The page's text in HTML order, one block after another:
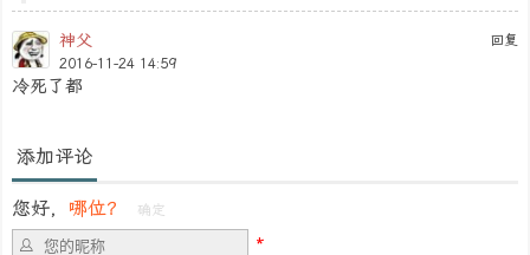
回复
神父
2016-11-24 14:59
冷死了都
添加评论
您好， 哪位？ 确定